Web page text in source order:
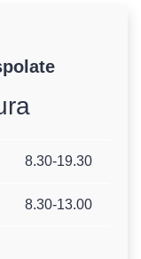
8.30-19.30
8.30-13.00